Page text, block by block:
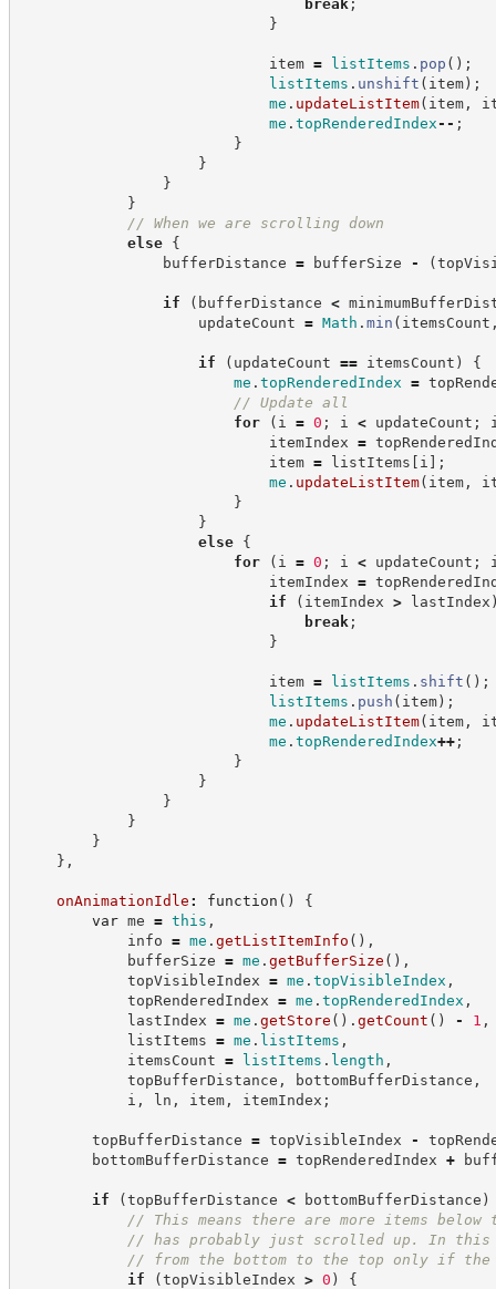
break ;
}
item = listItems . pop ( ) ;
listItems . unshift ( item) ;
me . updateListItem( item,
me . topRenderedIndex -- ;
}
}
}
}
// When we are scrolling down
else
{
bufferDistance = bufferSize - (
if ( bufferDistance <
updateCount = Math . min ( itemsCount
if ( updateCount == itemsCount )
{
me . topRenderedIndex =
// Update all
for
( i = 0 ; i < updateCount ;
itemIndex =
item = listItems [ i ] ;
me . updateListItem( item,
}
}
else
{
for
( i = 0 ; i < updateCount ;
itemIndex =
if
( itemIndex > lastIndex
break ;
}
item = listItems . shift ( ) ;
listItems . push ( item) ;
me . updateListItem( item,
me . topRenderedIndex++;
}
}
}
}
}
} ,
onAnimationIdle : function ( )
{
var me = this ,
info = me . getListItemInfo ( ) ,
bufferSize = me . getBufferSize ( ) ,
topVisibleIndex = me . topVisibleIndex ,
topRenderedIndex = me . topRenderedIndex ,
lastIndex = me . getStore ( ) . getCount ( ) - 1 ,
listItems = me . listItems ,
itemsCount = listItems . length ,
topBufferDistance , bottomBufferDistance ,
i , ln , item, itemIndex ;
topBufferDistance = topVisibleIndex -
bottomBufferDistance = topRenderedIndex +
if (topBufferDistance < bottomBufferDistance )
// This means there are more items
// has probably just scrolled up. In this
// from the bottom to the top only if
if
(topVisibleIndex > 0 )
{